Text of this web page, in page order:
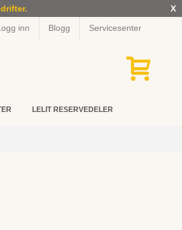
X
inn Blogg Servicesenter
LELIT RESERVEDELER